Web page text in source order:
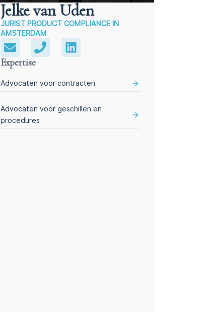
Jelke van Uden
JURIST PRODUCT COMPLIANCE IN
AMSTERDAM
Expertise
Advocaten voor contracten
Advocaten voor geschillen en
procedures